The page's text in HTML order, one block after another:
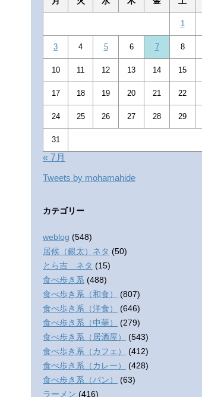
1
3 4 5 6 7 8
10 11 12 13 14 15
17 18 19 20 21 22
24 25 26 27 28 29
31
« 7月
Tweets by mohamahide
カテゴリー
weblog (548)
居候（銀太）ネタ (50)
とら吉 ネタ (15)
食べ歩き系 (488)
食べ歩き系（和食）
(807)
食べ歩き系（洋食）
(646)
食べ歩き系（中華）
(279)
食べ歩き系（居酒屋）
(543)
食べ歩き系（カフェ）
(412)
食べ歩き系（カレー）
(428)
食べ歩き系（パン）
(63)
ラーメン (416)